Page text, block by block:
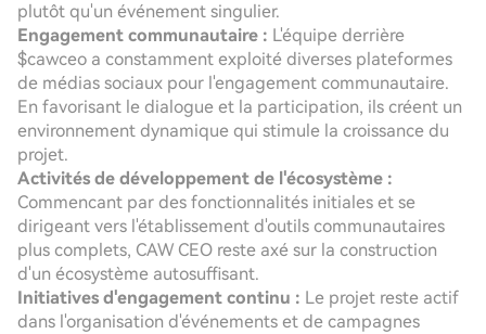
plutôt qu'un événement singulier.
Engagement communautaire : L'équipe derrière
$cawceo a constamment exploité diverses plateformes
de médias sociaux pour l'engagement communautaire.
En favorisant le dialogue et la participation, ils créent un
environnement dynamique qui stimule la croissance du
projet.
Activités de développement de l'écosystème :
Commencant par des fonctionnalités initiales et se
dirigeant vers l'établissement d'outils communautaires
plus complets, CAW CEO reste axé sur la construction
d'un écosystème autosuffisant.
Initiatives d'engagement continu : Le projet reste actif
dans l'organisation d'événements et de campagnes